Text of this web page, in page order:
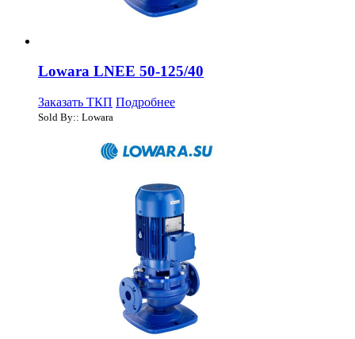
Lowara LNEE 50-125/40
Заказать ТКП Подробнее
Sold By:: Lowara